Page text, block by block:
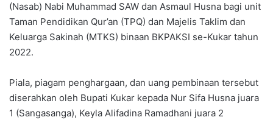
(Nasab) Nabi Muhammad SAW dan Asmaul Husna bagi unit
Taman Pendidikan Qur’an (TPQ) dan Majelis Taklim dan
Keluarga Sakinah (MTKS) binaan BKPAKSI se-Kukar tahun
2022.
Piala, piagam penghargaan, dan uang pembinaan tersebut
diserahkan oleh Bupati Kukar kepada Nur Sifa Husna juara
1 (Sangasanga), Keyla Alifadina Ramadhani juara 2